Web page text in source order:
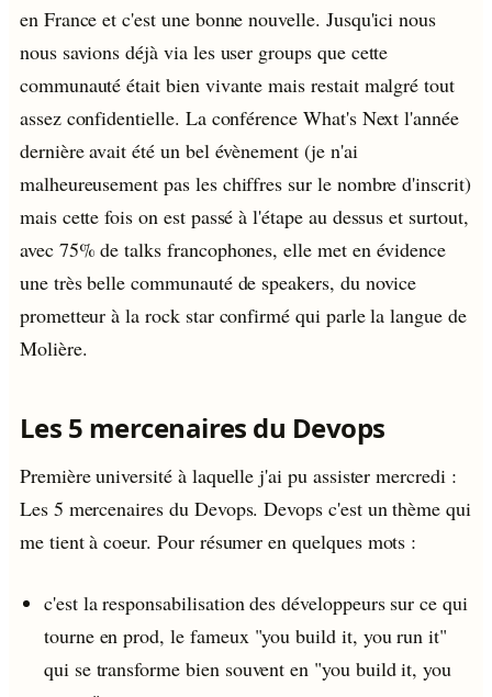
en France et c'est une bonne nouvelle. Jusqu'ici nous
nous savions déjà via les user groups que cette
communauté était bien vivante mais restait malgré tout
assez confidentielle. La conférence What's Next l'année
dernière avait été un bel évènement (je n'ai
malheureusement pas les chiffres sur le nombre d'inscrit)
mais cette fois on est passé à l'étape au dessus et surtout,
avec 75% de talks francophones, elle met en évidence
une très belle communauté de speakers, du novice
prometteur à la rock star confirmé qui parle la langue de
Molière.
Les 5 mercenaires du Devops
Première université à laquelle j'ai pu assister mercredi :
Les 5 mercenaires du Devops. Devops c'est un thème qui
me tient à coeur. Pour résumer en quelques mots :
c'est la responsabilisation des développeurs sur ce qui
tourne en prod, le fameux "you build it, you run it"
qui se transforme bien souvent en "you build it, you